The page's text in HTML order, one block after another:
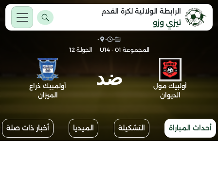
الرابطة الولائية لكرة القدم
تيزي وزو
-
-
-
المجموعة 01 - U14
الجولة 12
أولبيك مول
الديوان
ضد
أولمبيك ذراع
الميزان
أحداث المباراة التشكيلة الميديا أخبار ذات صلة